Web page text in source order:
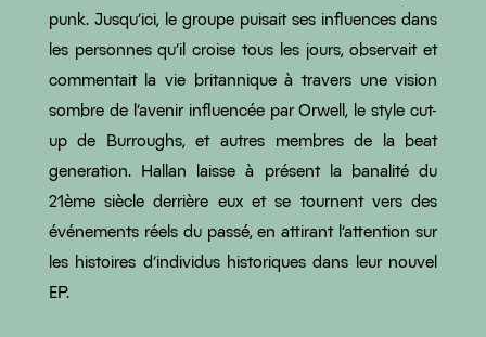
punk. Jusqu’ici, le groupe puisait ses influences dans
les personnes qu’il croise tous les jours, observait et
commentait la vie britannique à travers une vision
sombre de l’avenir influencée par Orwell, le style cut-
up de Burroughs, et autres membres de la beat
generation. Hallan laisse à présent la banalité du
21ème siècle derrière eux et se tournent vers des
événements réels du passé, en attirant l’attention sur
les histoires d’individus historiques dans leur nouvel
EP.